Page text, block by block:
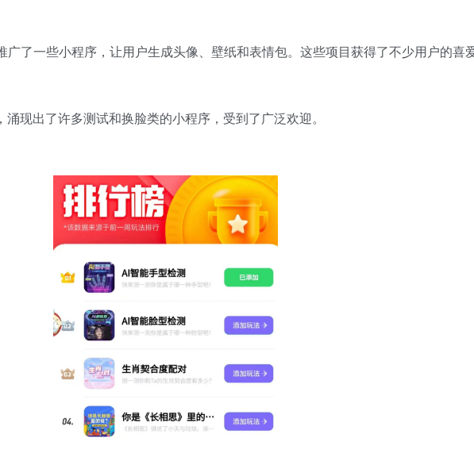
广了一些小程序，让用户生成头像、壁纸和表情包。这些项目获得了不少用户的喜
现出了许多测试和换脸类的小程序，受到了广泛欢迎。